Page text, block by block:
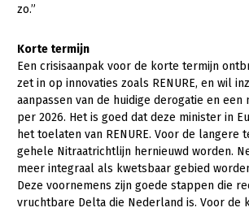
zo.”
Korte termijn
Een crisisaanpak voor de korte termijn
zet in op innovaties zoals RENURE, en wil
aanpassen van de huidige derogatie en een
per 2026. Het is goed dat deze minister in
het toelaten van RENURE. Voor de langere
gehele Nitraatrichtlijn hernieuwd worden.
meer integraal als kwetsbaar gebied
Deze voornemens zijn goede stappen die
vruchtbare Delta die Nederland is. Voor de